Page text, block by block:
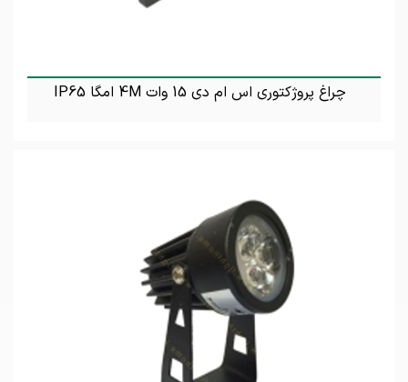
چراغ پروژکتوری اس ام دی 15 وات 4M امگا IP65